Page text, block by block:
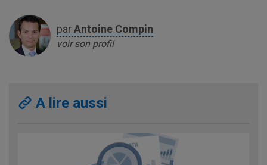
parAntoine Compin
voir son profil
A lire aussi